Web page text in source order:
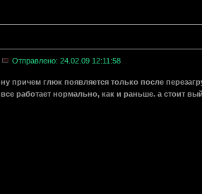
Отправлено: 24.02.09 12:11:58
ну причем глюк появляется только после
все работает нормально, как и раньше. а стоит